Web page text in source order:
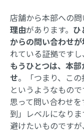
店舗から本部への問
理由があります。 ひ
からの問い合わせが
れている証拠ですし
もうひとつは、本
せ。「つまり、こ
というようなもの
思って問い合わせ
到」レベルになり
避けたいものですが、